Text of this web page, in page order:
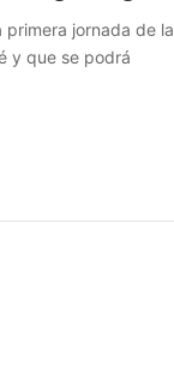
jornada de la
y que se podrá